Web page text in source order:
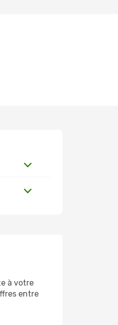
à votre
entre